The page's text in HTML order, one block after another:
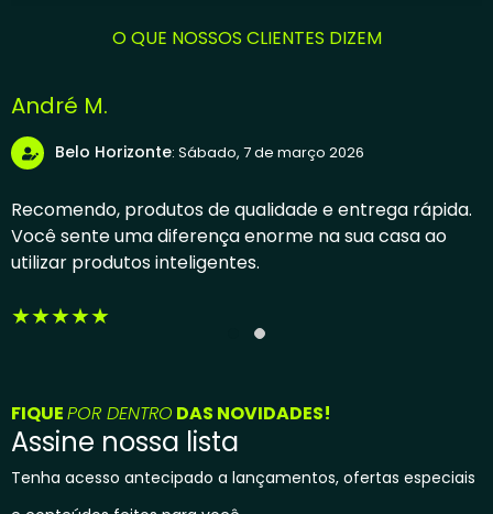
O QUE NOSSOS CLIENTES DIZEM
André M.
Belo Horizonte: Sábado, 7 de março 2026
Recomendo, produtos de qualidade e entrega rápida.
Você sente uma diferença enorme na sua casa ao
utilizar produtos inteligentes.
FIQUEPOR DENTRO DAS NOVIDADES!
Assine nossa lista
Tenha acesso antecipado a lançamentos, ofertas especiais